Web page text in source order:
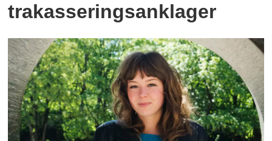
trakasseringsanklager